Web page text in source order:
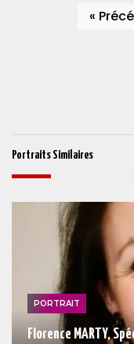
«
Portraits Similaires
PORTRAIT
Florence MARTY,